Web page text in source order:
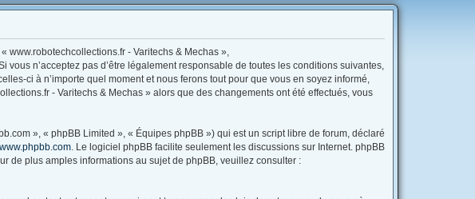
www.robotechcollections.fr - Varitechs & Mechas »,
n’acceptez pas d’être légalement responsable de toutes les conditions suivantes,
ci à n’importe quel moment et nous ferons tout pour que vous en soyez informé,
- Varitechs & Mechas » alors que des changements ont été effectués, vous
», « phpBB Limited », « Équipes phpBB ») qui est un script libre de forum, déclaré
www.phpbb.com. Le logiciel phpBB facilite seulement les discussions sur Internet. phpBB
de plus amples informations au sujet de phpBB, veuillez consulter :